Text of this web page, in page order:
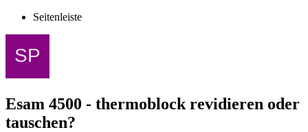
Seitenleiste
Esam 4500 - thermoblock revidieren oder
tauschen?